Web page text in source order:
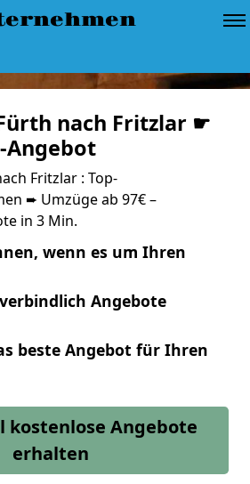
nach Fritzlar ☛
Angebot
Fritzlar : Top-
➨ Umzüge ab 97€ –
in 3 Min.
wenn es um Ihren
Angebote
beste Angebot für Ihren
kostenlose Angebote
erhalten